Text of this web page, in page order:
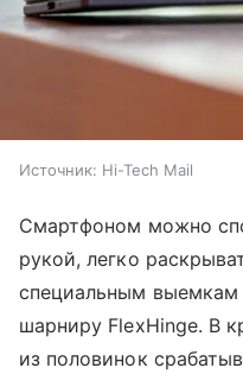
Источник: Hi-Tech Mail
Смартфоном можно
рукой, легко
специальным выемкам
шарниру FlexHinge. В
из половинок